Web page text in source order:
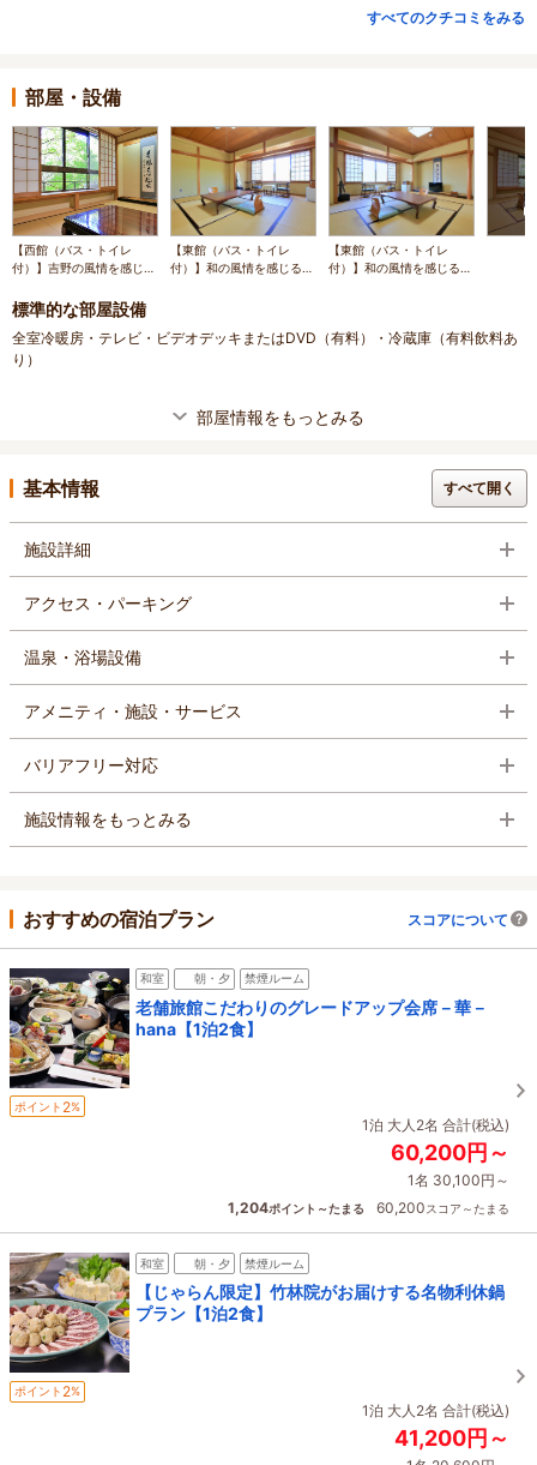
すべてのクチコミをみる
部屋・設備
【西館（バス・トイレ
付）】吉野の風情を感じる
【東館（バス・トイレ
付）】和の風情を感じる客
【東館（バス・トイレ
付）】和の風情を感じる客
標準的な部屋設備
全室冷暖房・テレビ・ビデオデッキまたはDVD（有料）・冷蔵庫（有料飲料あ
り）
部屋情報をもっとみる
基本情報 すべて開く
施設詳細
アクセス・パーキング
温泉・浴場設備
アメニティ・施設・サービス
バリアフリー対応
施設情報をもっとみる
おすすめの宿泊プラン スコアについて
和室 朝・夕 禁煙ルーム
老舗旅館こだわりのグレードアップ会席－華－
hana【1泊2食】
ポイント 2%
1泊 大人2名 合計(税込)
60,200円～
1名 30,100円～
1,204ポイント～たまる 60,200スコア～たまる
和室 朝・夕 禁煙ルーム
【じゃらん限定】竹林院がお届けする名物利休鍋
プラン【1泊2食】
ポイント 2%
1泊 大人2名 合計(税込)
41,200円～